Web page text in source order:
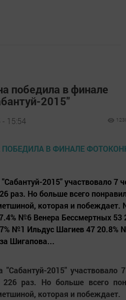
победила в финале
2015"
15:54
2015" участвовало 7
раз. Но больше всего
которая и
№6 Венера Бессмертных
№1 Ильдус Шагиев 47 20.8%
Шигапова...
2015" участвовало
226 раз. Но больше всего
которая и побеждает.